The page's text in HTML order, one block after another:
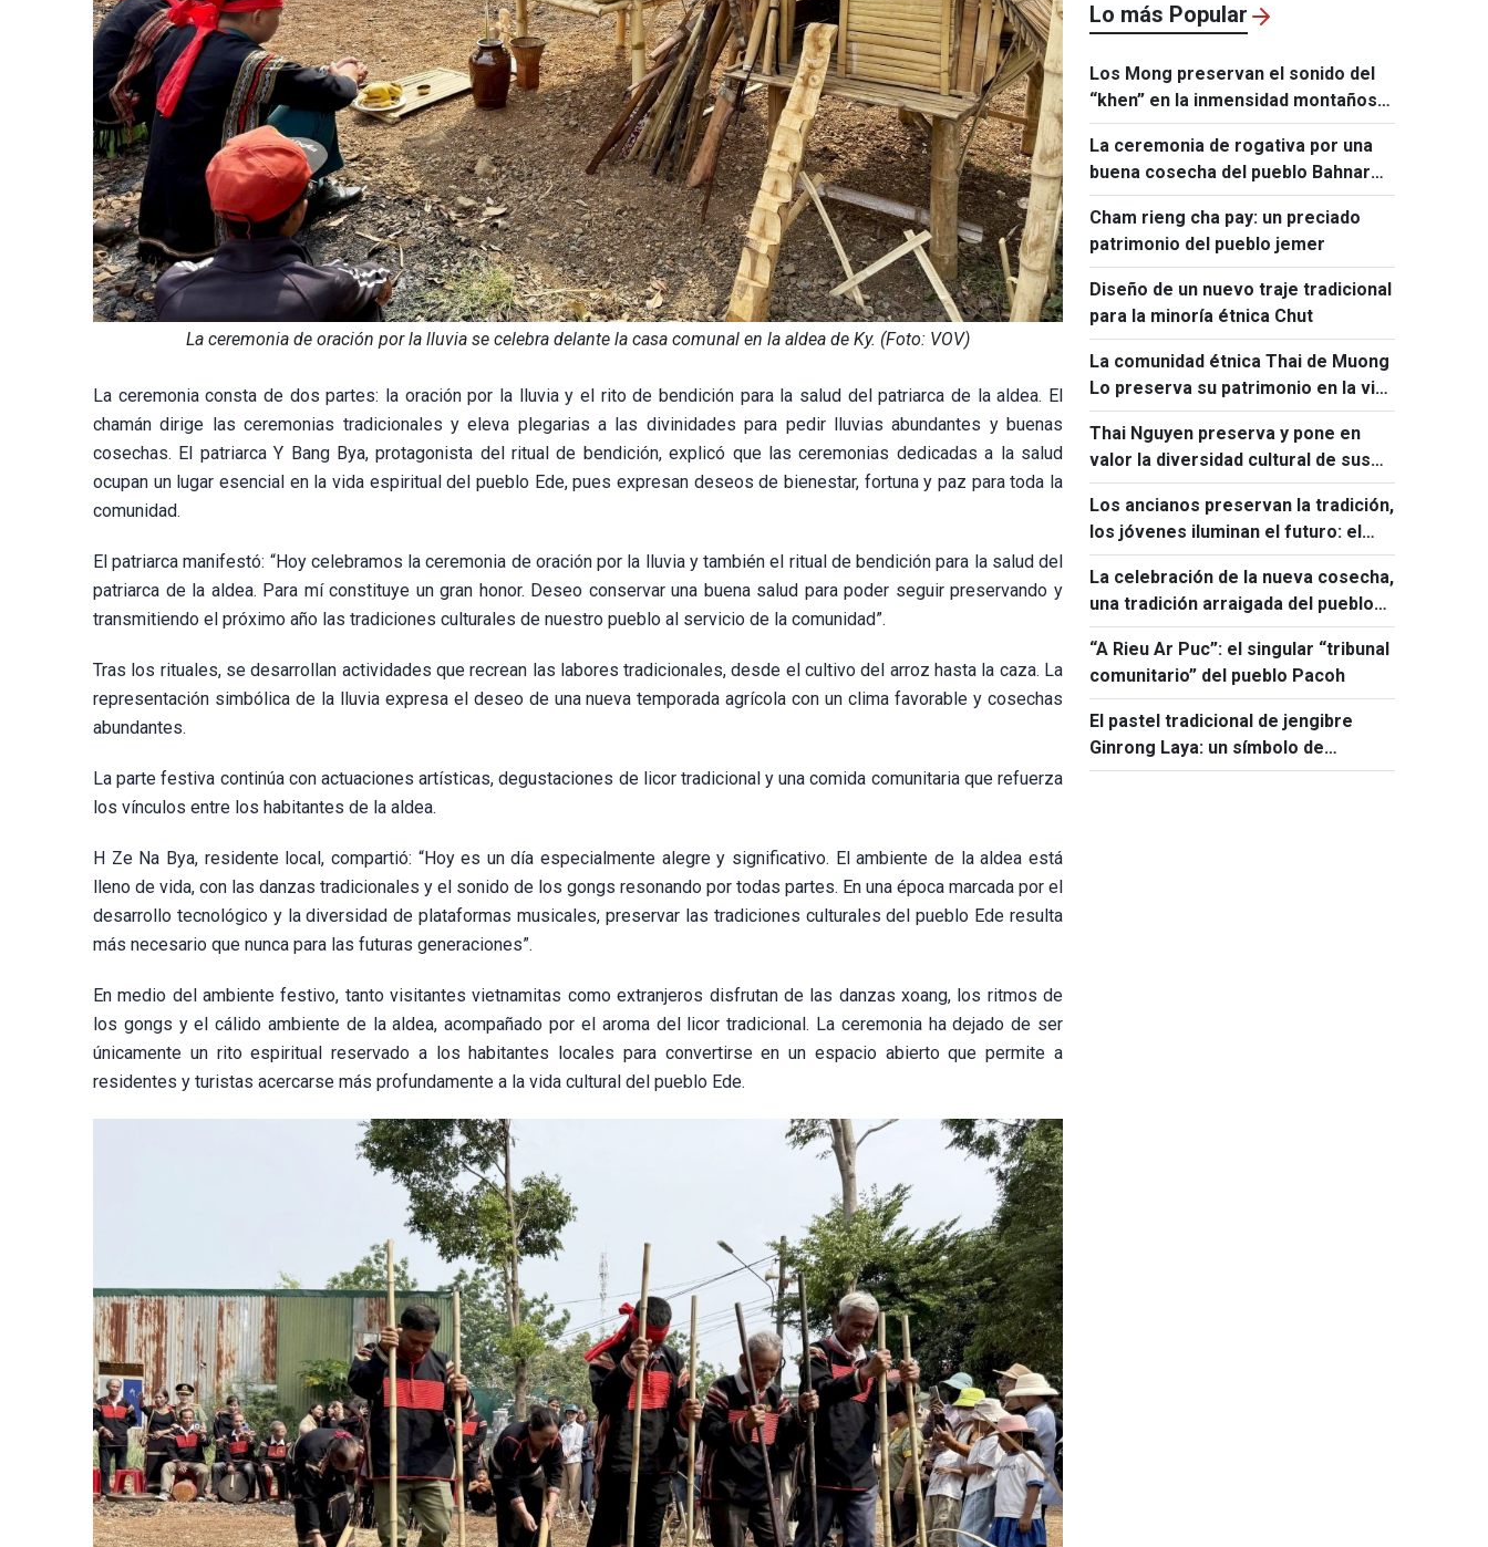
La ceremonia de oración por la lluvia se celebra delante la casa comunal en la aldea de Ky. (Foto: VOV)
La ceremonia consta de dos partes: la oración por la lluvia y el rito de bendición para la salud del patriarca de la aldea. El
chamán dirige las ceremonias tradicionales y eleva plegarias a las divinidades para pedir lluvias abundantes y buenas
cosechas. El patriarca Y Bang Bya, protagonista del ritual de bendición, explicó que las ceremonias dedicadas a la salud
ocupan un lugar esencial en la vida espiritual del pueblo Ede, pues expresan deseos de bienestar, fortuna y paz para toda la
comunidad.
El patriarca manifestó: “Hoy celebramos la ceremonia de oración por la lluvia y también el ritual de bendición para la salud del
patriarca de la aldea. Para mí constituye un gran honor. Deseo conservar una buena salud para poder seguir preservando y
transmitiendo el próximo año las tradiciones culturales de nuestro pueblo al servicio de la comunidad”.
Tras los rituales, se desarrollan actividades que recrean las labores tradicionales, desde el cultivo del arroz hasta la caza. La
representación simbólica de la lluvia expresa el deseo de una nueva temporada agrícola con un clima favorable y cosechas
abundantes.
La parte festiva continúa con actuaciones artísticas, degustaciones de licor tradicional y una comida comunitaria que refuerza
los vínculos entre los habitantes de la aldea.
H Ze Na Bya, residente local, compartió: “Hoy es un día especialmente alegre y significativo. El ambiente de la aldea está
lleno de vida, con las danzas tradicionales y el sonido de los gongs resonando por todas partes. En una época marcada por el
desarrollo tecnológico y la diversidad de plataformas musicales, preservar las tradiciones culturales del pueblo Ede resulta
más necesario que nunca para las futuras generaciones”.
En medio del ambiente festivo, tanto visitantes vietnamitas como extranjeros disfrutan de las danzas xoang, los ritmos de
los gongs y el cálido ambiente de la aldea, acompañado por el aroma del licor tradicional. La ceremonia ha dejado de ser
únicamente un rito espiritual reservado a los habitantes locales para convertirse en un espacio abierto que permite a
residentes y turistas acercarse más profundamente a la vida cultural del pueblo Ede.
Lo más Popular
Los Mong preservan el sonido del
“khen” en la inmensidad montañosa
de Lai Chau
La ceremonia de rogativa por una
buena cosecha del pueblo Bahnar
expresa el anhelo de prosperidad y
paz
Cham rieng cha pay: un preciado
patrimonio del pueblo jemer
Diseño de un nuevo traje tradicional
para la minoría étnica Chut
La comunidad étnica Thai de Muong
Lo preserva su patrimonio en la vida
contemporánea
Thai Nguyen preserva y pone en
valor la diversidad cultural de sus
grupos étnicos
Los ancianos preservan la tradición,
los jóvenes iluminan el futuro: el
papel giang
La celebración de la nueva cosecha,
una tradición arraigada del pueblo
lao en Vietnam
“A Rieu Ar Puc”: el singular “tribunal
comunitario” del pueblo Pacoh
El pastel tradicional de jengibre
Ginrong Laya: un símbolo de
fidelidad y cohesión en la cultura del